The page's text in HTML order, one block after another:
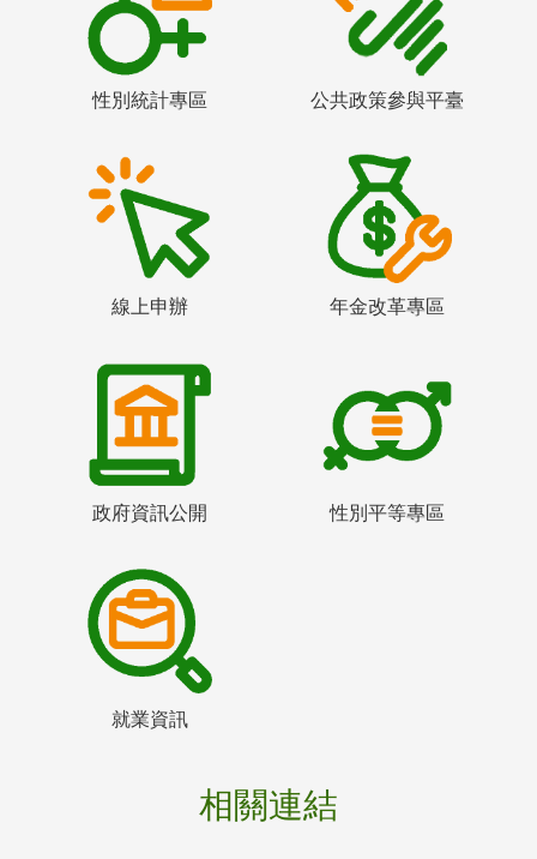
性別統計專區 公共政策參與平臺
線上申辦 年金改革專區
政府資訊公開 性別平等專區
就業資訊
相關連結